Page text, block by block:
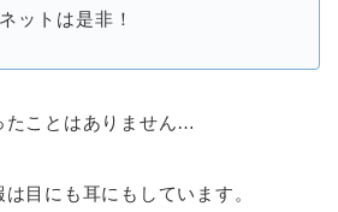
ットは是非！
ことはありません…
目にも耳にもしています。